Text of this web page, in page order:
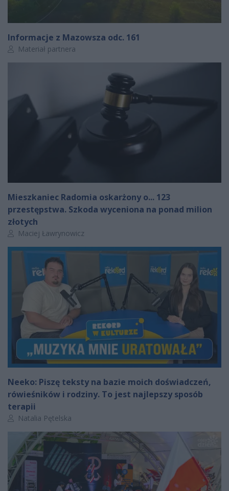
Informacje z Mazowsza odc. 161
Autor artykułu:
Materiał partnera
Mieszkaniec Radomia oskarżony o... 123
przestępstwa. Szkoda wyceniona na ponad milion
złotych
Autor artykułu:
Maciej Ławrynowicz
Neeko: Piszę teksty na bazie moich doświadczeń,
rówieśników i rodziny. To jest najlepszy sposób
terapii
Autor artykułu:
Natalia Pętelska